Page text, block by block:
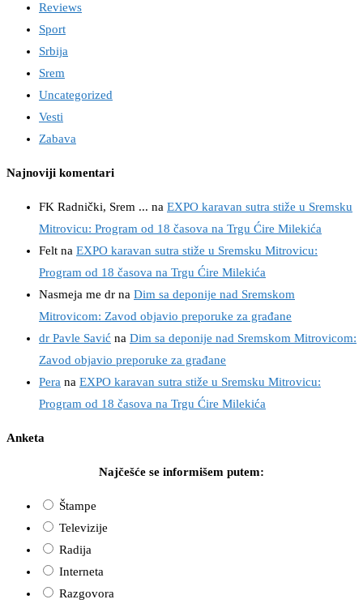
Reviews
Sport
Srbija
Srem
Uncategorized
Vesti
Zabava
Najnoviji komentari
FK Radnički, Srem ... na EXPO karavan sutra stiže u Sremsku
Mitrovicu: Program od 18 časova na Trgu Ćire Milekića
Felt na EXPO karavan sutra stiže u Sremsku Mitrovicu:
Program od 18 časova na Trgu Ćire Milekića
Nasmeja me dr na Dim sa deponije nad Sremskom
Mitrovicom: Zavod objavio preporuke za građane
dr Pavle Savić na Dim sa deponije nad Sremskom Mitrovicom:
Zavod objavio preporuke za građane
Pera na EXPO karavan sutra stiže u Sremsku Mitrovicu:
Program od 18 časova na Trgu Ćire Milekića
Anketa
Najčešće se informišem putem:
Štampe
Televizije
Radija
Interneta
Razgovora